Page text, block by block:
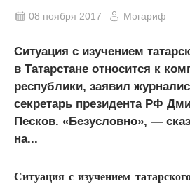
08 ноября 2017 Мәгариф
Ситуация с изучением
в Татарстане относится к
республики, заявил
секретарь президента РФ
Песков. «Безусловно», —
на...
Ситуация с изучением